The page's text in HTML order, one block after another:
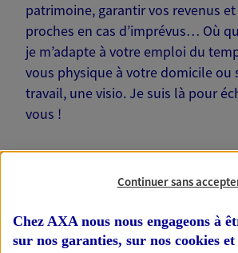
patrimoine, garantir vos revenus et
proches en cas d’imprévus… Où
je m’adapte à votre emploi du
vous physique à votre domicile ou
travail, une visio. Je suis là pour
vous !
Nos offres phares
Continuer sans
Chez AXA nous nous engageons à
sur nos garanties, sur nos cookies